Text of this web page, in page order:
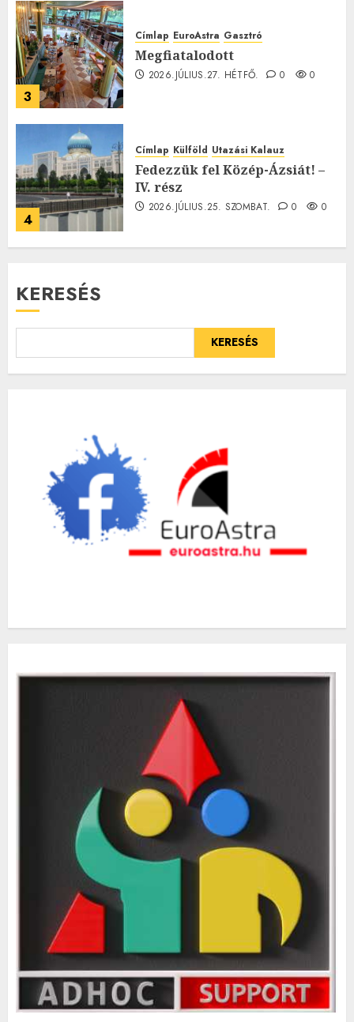
3
Címlap EuroAstra Gasztró
Megfiatalodott
2026.JÚLIUS.27. HÉTFŐ. 0 0
4
Címlap Külföld Utazási Kalauz
Fedezzük fel Közép-Ázsiát! –
IV. rész
2026.JÚLIUS.25. SZOMBAT. 0 0
KERESÉS
KERESÉS